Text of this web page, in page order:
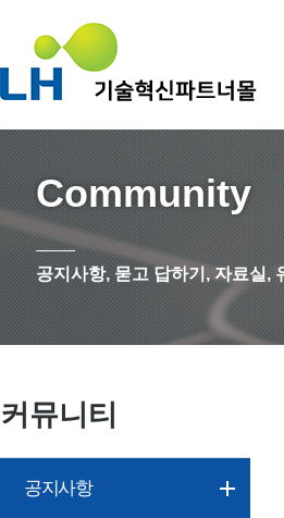
Community
공지사항, 묻고 답하기, 자료실,
커뮤니티
공지사항